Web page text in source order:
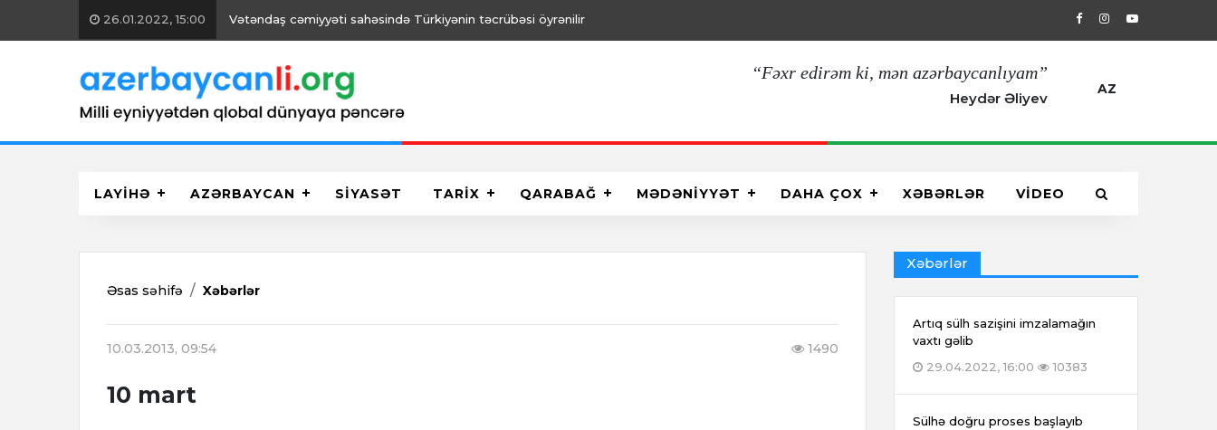
26.01.2022, 15:00 Vətəndaş cəmiyyəti sahəsində Türkiyənin təcrübəsi öyrənilir 29.04.2022, 16:00 Artıq sülh
“Fəxr edirəm ki, mən azərbaycanlıyam”
Heydər Əliyev
AZ
LAYİHƏ AZƏRBAYCAN SİYASƏT TARİX QARABAĞ MƏDƏNİYYƏT DAHA ÇOX XƏBƏRLƏR VİDEO
Əsas səhifə Xəbərlər
10.03.2013, 09:54 1490
10 mart
Xəbərlər
Artıq sülh sazişini imzalamağın
vaxtı gəlib
29.04.2022, 16:00
10383
Sülhə doğru proses başlayıb